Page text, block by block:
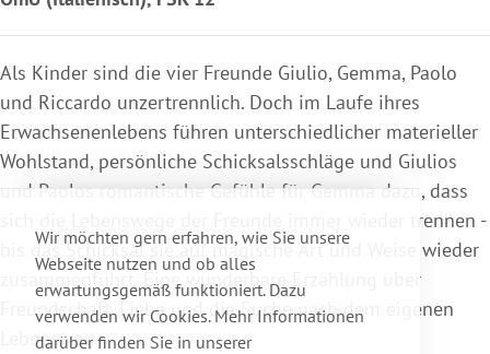
Wir möchten gern erfahren, wie Sie unsere
Webseite nutzen und ob alles
erwartungsgemäß funktioniert. Dazu
verwenden wir Cookies. Mehr Informationen
darüber finden Sie in unserer
Als Kinder sind die vier Freunde Giulio, Gemma, Paolo
und Riccardo unzertrennlich. Doch im Laufe ihres
Erwachsenenlebens führen unterschiedlicher materieller
Wohlstand, persönliche Schicksalsschläge und Giulios
und Paolos romantische Gefühle für Gemma dazu, dass
sich die Lebenswege der Freunde immer wieder trennen -
bis das Schicksal sie auf magische Art und Weise wieder
zusammenführt. Eine wunderbare Erzählung über
Freundschaft, Liebe und die Suche nach dem eigenen
Lebensweg.